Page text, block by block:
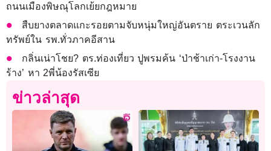
ถนนเมืองพิษณุโลกเย้ยกฎหมาย
สืบยางตลาดแกะรอยตามจับหนุ่มใหญ่อันตราย ตระเวนลัก
ทรัพย์ใน รพ.ทั่วภาคอีสาน
กลิ่นเน่าโชย? ตร.ท่องเที่ยว ปูพรมค้น ‘ป่าช้าเก่า-โรงงาน
ร้าง’ หา 2พี่น้องรัสเซีย
ข่าวล่าสุด